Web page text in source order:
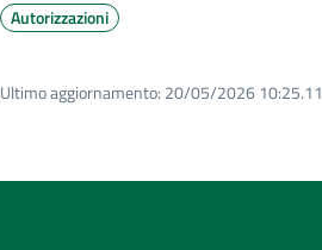
Autorizzazioni
Ultimo aggiornamento: 20/05/2026 10:25.11